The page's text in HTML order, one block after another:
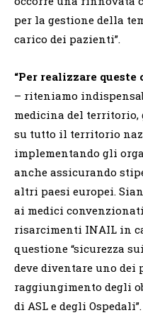
per la gestione della
carico dei pazienti”.
“Per realizzare
– riteniamo
medicina del
su tutto il territorio
implementando gli
anche assicurando
altri paesi europei.
ai medici
risarcimenti INAIL in
questione “sicurezza
deve diventare uno dei
raggiungimento degli
di ASL e degli Ospedali”.